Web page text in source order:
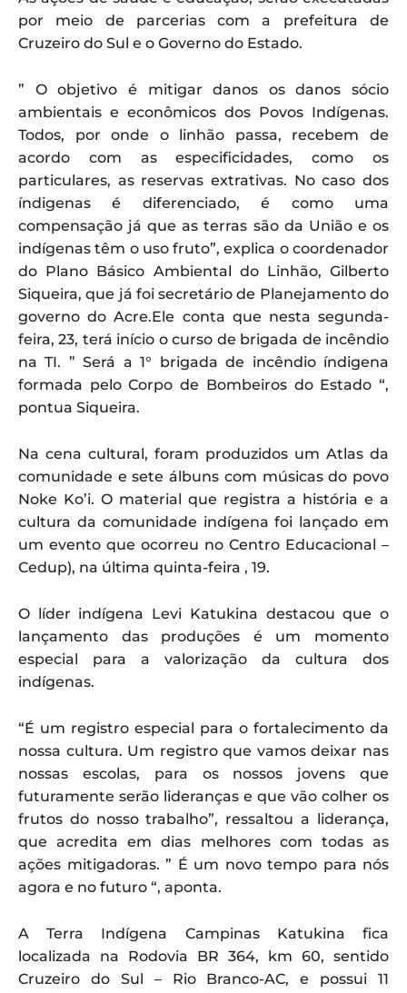
por meio de parcerias com a prefeitura de
Cruzeiro do Sul e o Governo do Estado.
” O objetivo é mitigar danos os danos sócio
ambientais e econômicos dos Povos Indígenas.
Todos, por onde o linhão passa, recebem de
acordo com as especificidades, como os
particulares, as reservas extrativas. No caso dos
índigenas é diferenciado, é como uma
compensação já que as terras são da União e os
indígenas têm o uso fruto”, explica o coordenador
do Plano Básico Ambiental do Linhão, Gilberto
Siqueira, que já foi secretário de Planejamento do
governo do Acre.Ele conta que nesta segunda-
feira, 23, terá início o curso de brigada de incêndio
na TI. ” Será a 1° brigada de incêndio índigena
formada pelo Corpo de Bombeiros do Estado “,
pontua Siqueira.
Na cena cultural, foram produzidos um Atlas da
comunidade e sete álbuns com músicas do povo
Noke Ko’i. O material que registra a história e a
cultura da comunidade indígena foi lançado em
um evento que ocorreu no Centro Educacional –
Cedup), na última quinta-feira , 19.
O líder indígena Levi Katukina destacou que o
lançamento das produções é um momento
especial para a valorização da cultura dos
indígenas.
“É um registro especial para o fortalecimento da
nossa cultura. Um registro que vamos deixar nas
nossas escolas, para os nossos jovens que
futuramente serão lideranças e que vão colher os
frutos do nosso trabalho”, ressaltou a liderança,
que acredita em dias melhores com todas as
ações mitigadoras. ” É um novo tempo para nós
agora e no futuro “, aponta.
A Terra Indígena Campinas Katukina fica
localizada na Rodovia BR 364, km 60, sentido
Cruzeiro do Sul – Rio Branco-AC, e possui 11